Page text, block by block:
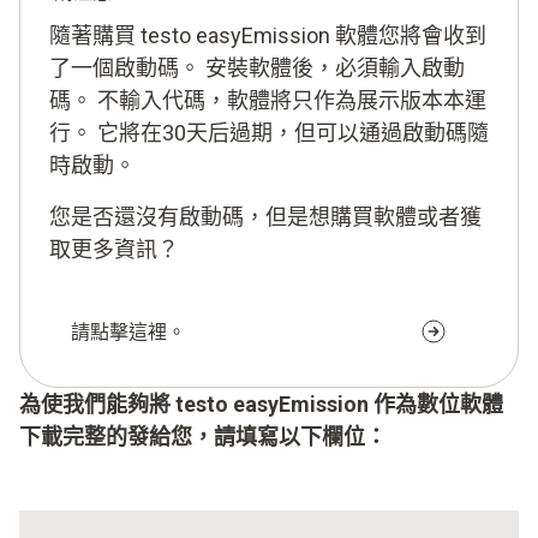
隨著購買 testo easyEmission 軟體您將會收到
了一個啟動碼。 安裝軟體後，必須輸入啟動
碼。 不輸入代碼，軟體將只作為展示版本本運
行。 它將在30天后過期，但可以通過啟動碼隨
時啟動。
您是否還沒有啟動碼，但是想購買軟體或者獲
取更多資訊？
請點擊這裡。
為使我們能夠將 testo easyEmission 作為數位軟體
下載完整的發給您，請填寫以下欄位：